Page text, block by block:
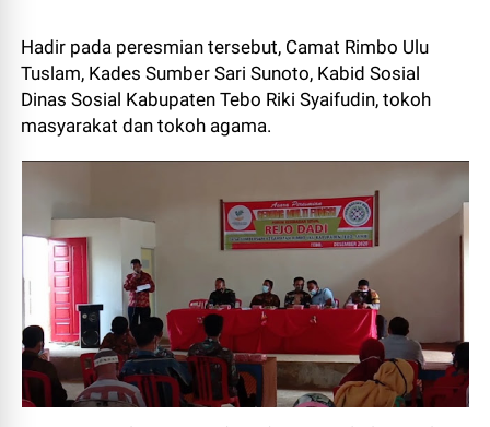
Hadir pada peresmian tersebut, Camat Rimbo Ulu
Tuslam, Kades Sumber Sari Sunoto, Kabid Sosial
Dinas Sosial Kabupaten Tebo Riki Syaifudin, tokoh
masyarakat dan tokoh agama.